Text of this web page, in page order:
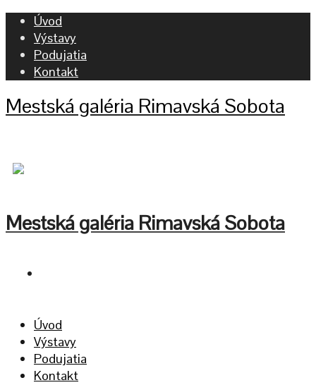
Úvod
Výstavy
Podujatia
Kontakt
Mestská galéria Rimavská Sobota
Mestská galéria Rimavská Sobota
Úvod
Výstavy
Podujatia
Kontakt